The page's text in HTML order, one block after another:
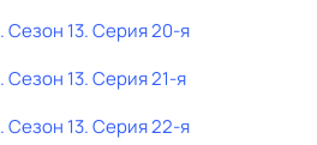
. Сезон 13. Серия 20-я
. Сезон 13. Серия 21-я
. Сезон 13. Серия 22-я